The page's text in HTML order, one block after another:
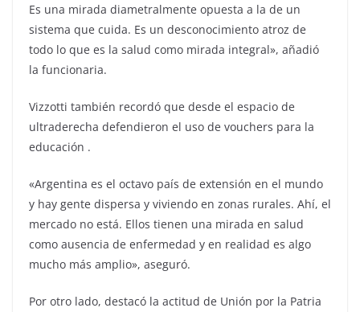
Es una mirada diametralmente opuesta a la de un
sistema que cuida. Es un desconocimiento atroz de
todo lo que es la salud como mirada integral», añadió
la funcionaria.
Vizzotti también recordó que desde el espacio de
ultraderecha defendieron el uso de vouchers para la
educación .
«Argentina es el octavo país de extensión en el mundo
y hay gente dispersa y viviendo en zonas rurales. Ahí, el
mercado no está. Ellos tienen una mirada en salud
como ausencia de enfermedad y en realidad es algo
mucho más amplio», aseguró.
Por otro lado, destacó la actitud de Unión por la Patria